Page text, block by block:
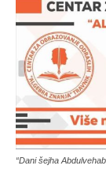
“Dani šejha